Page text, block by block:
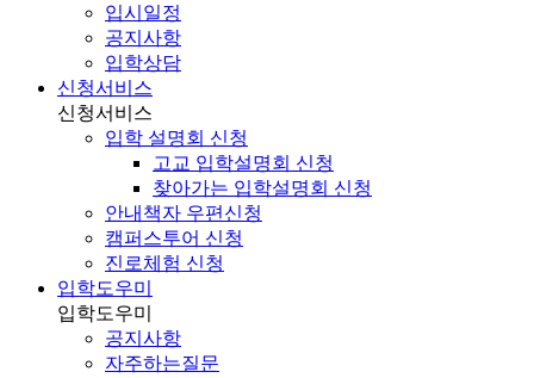
입시일정
공지사항
입학상담
신청서비스
신청서비스
입학 설명회 신청
고교 입학설명회 신청
찾아가는 입학설명회 신청
안내책자 우편신청
캠퍼스투어 신청
진로체험 신청
입학도우미
입학도우미
공지사항
자주하는질문